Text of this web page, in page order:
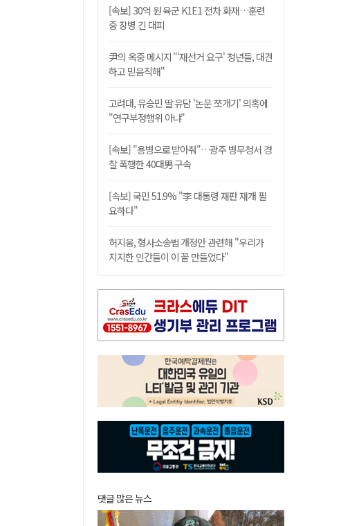
[속보] 30억 원 육군 K1E1 전차 화재…훈련
중 장병 긴 대피
尹의 옥중 메시지 "'재선거 요구' 청년들, 대견
하고 믿음직해"
고려대, 유승민 딸 유담 '논문 쪼개기' 의혹에
"연구부정행위 아냐"
[속보] "용병으로 받아줘"…광주 병무청서 경
찰 폭행한 40대男 구속
[속보] 국민 51.9% "李 대통령 재판 재개 필
요하다"
허지웅, 형사소송법 개정안 관련해 "우리가
지지한 인간들이 이 꼴 만들었다"
댓글 많은 뉴스